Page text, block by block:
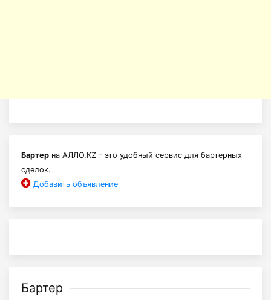
Бартер на АЛЛО.KZ - это удобный сервис для бартерных
сделок.
Добавить объявление
Бартер